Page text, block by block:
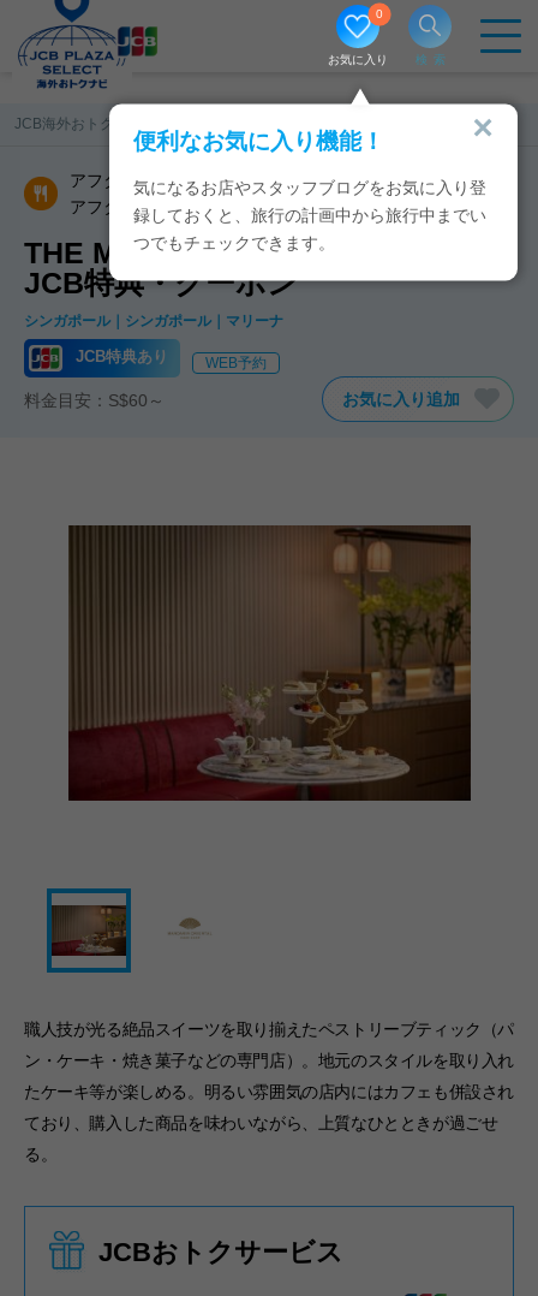
お気に入り
0
便利なお気に入り機能！
気になるお店やスタッフブログをお気に入り登
録しておくと、旅行の計画中から旅行中までい
つでもチェックできます。
検索
JCB海外おトクナビ THE MANDARIN CAKE SHOP
アフタヌーンティー／ハイティー／茶芸館
アフタヌーンティー
THE MANDARIN CAKE SHOPの
JCB特典・クーポン
シンガポール シンガポール マリーナ
JCB特典あり WEB予約
料金目安：S$60～ お気に入り追加
職人技が光る絶品スイーツを取り揃えたペストリーブティック（パ
ン・ケーキ・焼き菓子などの専門店）。地元のスタイルを取り入れ
たケーキ等が楽しめる。明るい雰囲気の店内にはカフェも併設され
ており、購入した商品を味わいながら、上質なひとときが過ごせ
る。
JCBおトクサービス